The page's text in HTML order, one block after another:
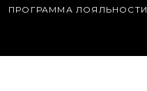
ПРОГРАММА ЛОЯЛЬНОСТИ